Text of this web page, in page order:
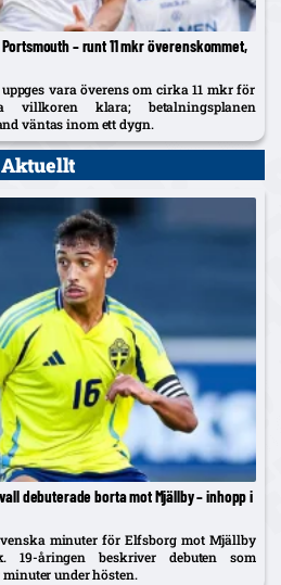
– runt 11 mkr överenskommet,
vara överens om cirka 11 mkr för
villkoren klara; betalningsplanen
väntas inom ett dygn.
Aktuellt
debuterade borta mot Mjällby – inhopp i
minuter för Elfsborg mot Mjällby
åringen beskriver debuten som
under hösten.